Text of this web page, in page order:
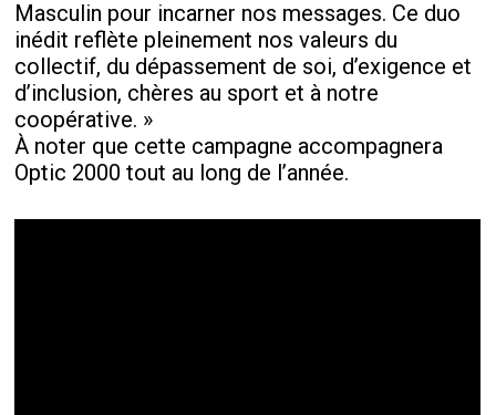
Masculin pour incarner nos messages. Ce duo
inédit reflète pleinement nos valeurs du
collectif, du dépassement de soi, d’exigence et
d’inclusion, chères au sport et à notre
coopérative. »
À noter que cette campagne accompagnera
Optic 2000 tout au long de l’année.